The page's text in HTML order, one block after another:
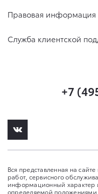
Правовая информация
Служба клиентской
+7
Вся представленная на
работ, сервисного
информационный характер
определяемой положениями